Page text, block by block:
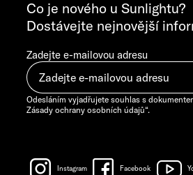
info@sunlight.de
Co je nového u Sunlightu?
Dostávejte nejnovější
Zadejte e-mailovou adresu
Odesláním vyjadřujete souhlas s
Zásady ochrany osobních údajů“.
Instagram Facebook